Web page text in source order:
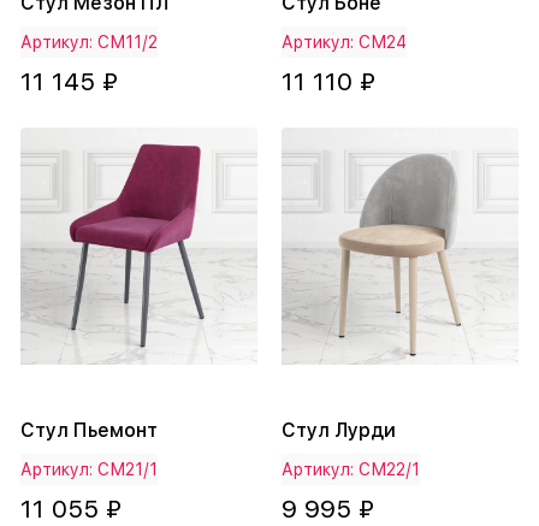
Артикул: СМ11/2
11 145 ₽
Артикул: СМ24
11 110 ₽
Стул Пьемонт
Артикул: СМ21/1
11 055 ₽
Стул Лурди
Артикул: СМ22/1
9 995 ₽